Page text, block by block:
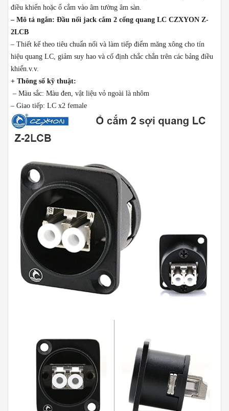
điều khiển hoặc ổ cắm vào âm tường âm sàn.
– Mô tả ngắn: Đầu nối jack cắm 2 cổng quang LC CZXYON Z-
2LCB
– Thiết kế theo tiêu chuẩn nối và làm tiếp điểm măng xông cho tín
hiệu quang LC, giảm suy hao và cố định chắc chắn trên các bảng điều
khiển.v.v.
+ Thông số kỹ thuật:
– Màu sắc: Màu đen, vật liệu vỏ ngoài là nhôm
– Giao tiếp: LC x2 female